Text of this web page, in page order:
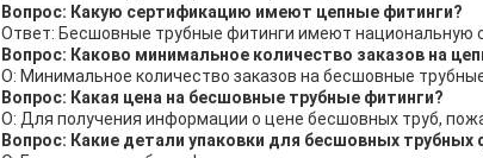
Вопрос: Какую сертификацию имеют цепные фитинги?
Ответ: Бесшовные трубные фитинги имеют национальную
Вопрос: Каково минимальное количество заказов на
О: Минимальное количество заказов на бесшовные
Вопрос: Какая цена на бесшовные трубные фитинги?
О: Для получения информации о цене бесшовных труб,
Вопрос: Какие детали упаковки для бесшовных трубных